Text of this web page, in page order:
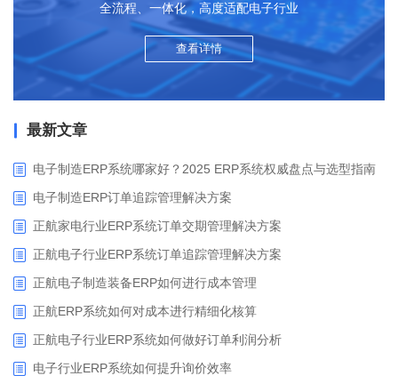
全流程、一体化，高度适配电子行业
查看详情
最新文章
电子制造ERP系统哪家好？2025 ERP系统权威盘点与选型指南
电子制造ERP订单追踪管理解决方案
正航家电行业ERP系统订单交期管理解决方案
正航电子行业ERP系统订单追踪管理解决方案
正航电子制造装备ERP如何进行成本管理
正航ERP系统如何对成本进行精细化核算
正航电子行业ERP系统如何做好订单利润分析
电子行业ERP系统如何提升询价效率